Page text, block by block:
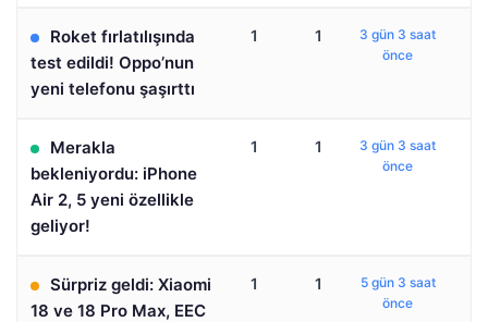
Roket fırlatılışında
test edildi! Oppo’nun
yeni telefonu şaşırttı
1 1
3 gün 3 saat
önce
Merakla
bekleniyordu: iPhone
Air 2, 5 yeni özellikle
geliyor!
1 1
3 gün 3 saat
önce
Sürpriz geldi: Xiaomi
18 ve 18 Pro Max, EEC
1 1
5 gün 3 saat
önce